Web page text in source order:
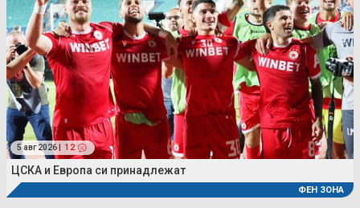
5 авг 2026 | 12
ЦСКА и Европа си принадлежат
ФЕН ЗОНА